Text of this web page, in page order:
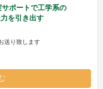
サポートで工学系の
を引き出す
送り致します